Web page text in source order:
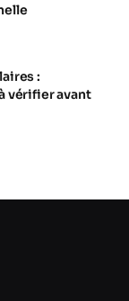
:
vérifier avant